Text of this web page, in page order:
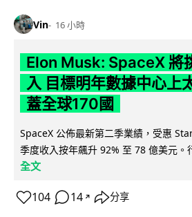
Vin 16 小時
Elon Musk: SpaceX 將
入 目標明年數據中心上
蓋全球170國
SpaceX 公佈最新第二季業績，受惠
季度收入按年飆升 92% 至 78 億美元。
全文
104 14 ↗ 分享